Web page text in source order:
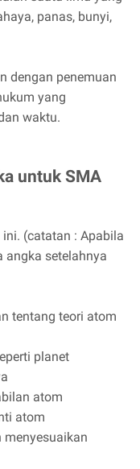
panas, bunyi,
dengan penemuan
yang
waktu.
untuk SMA
(catatan : Apabila
angka setelahnya
tentang teori atom
planet
atom
atom
menyesuaikan